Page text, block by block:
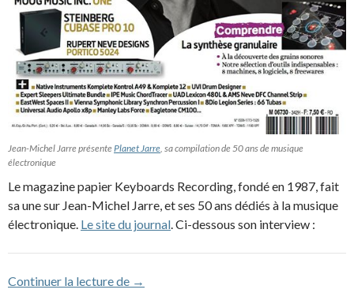
Jean-Michel Jarre présente Planet Jarre , sa compilation de 50 ans de musique
électronique
Le magazine papier Keyboards Recording, fondé en 1987, fait
sa une sur Jean-Michel Jarre, et ses 50 ans dédiés à la musique
électronique. Le site du journal . Ci-dessous son interview :
Continuer la lecture de JMJ à la une de Keyboards Recording
→